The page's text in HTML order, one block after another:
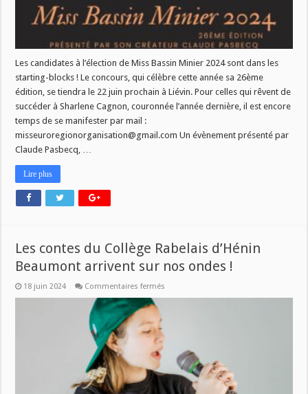
la
26ème
édition
Les candidates à l’élection de Miss Bassin Minier 2024 sont dans les
starting-blocks ! Le concours, qui célèbre cette année sa 26ème
édition, se tiendra le 22 juin prochain à Liévin. Pour celles qui rêvent de
succéder à Sharlene Cagnon, couronnée l’année dernière, il est encore
temps de se manifester par mail :
misseuroregionorganisation@gmail.com Un évènement présenté par
Claude Pasbecq, …
Lire plus
Les contes du Collège Rabelais d’Hénin
Beaumont arrivent sur nos ondes !
18 juin 2024 Commentaires fermés
Beaumont
arrivent
nos
ondes